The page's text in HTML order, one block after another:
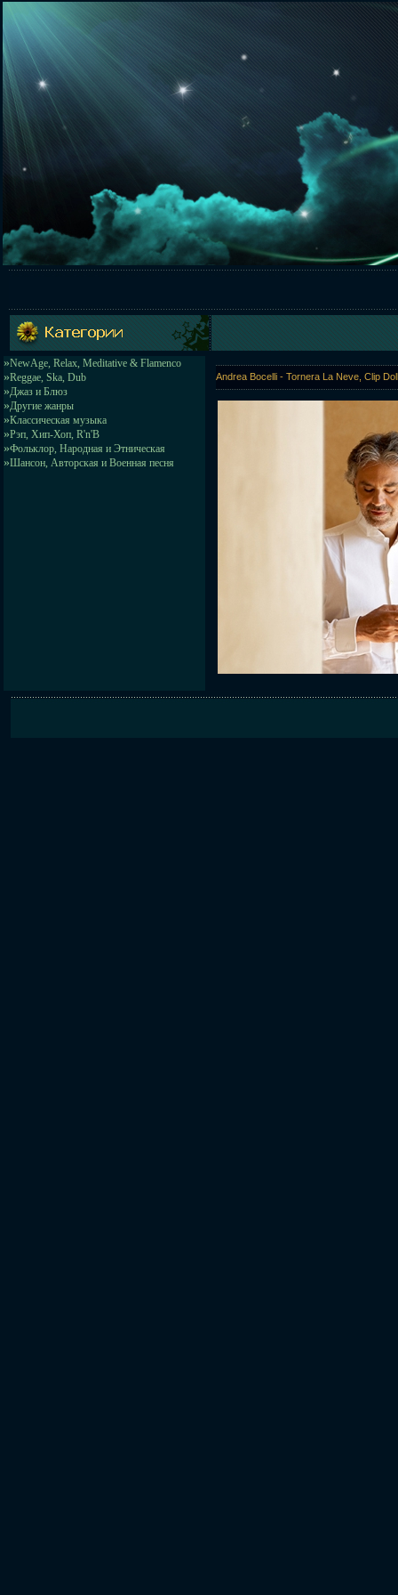
»NewAge, Relax, Meditative & Flamenco
»Reggae, Ska, Dub
»Джаз и Блюз
»Другие жанры
»Классическая музыка
»Рэп, Хип-Хоп, R'n'B
»Фольклор, Народная и Этническая
»Шансон, Авторская и Военная песня
Andrea Bocelli - Tornera La Neve, Clip